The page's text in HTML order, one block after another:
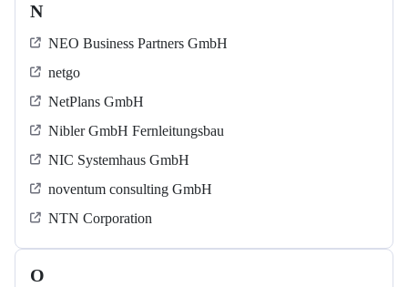
N
NEO Business Partners GmbH
netgo
NetPlans GmbH
Nibler GmbH Fernleitungsbau
NIC Systemhaus GmbH
noventum consulting GmbH
NTN Corporation
O